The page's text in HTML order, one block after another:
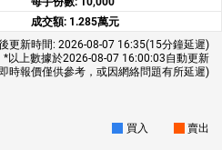
成交額: 1.285萬元
更新時間: 2026-08-07 16:35(15分鐘延遲)
*以上數據於2026-08-07 16:00:03自動更新
時報價僅供參考，或因網絡問題有所延遲)
買入 賣出